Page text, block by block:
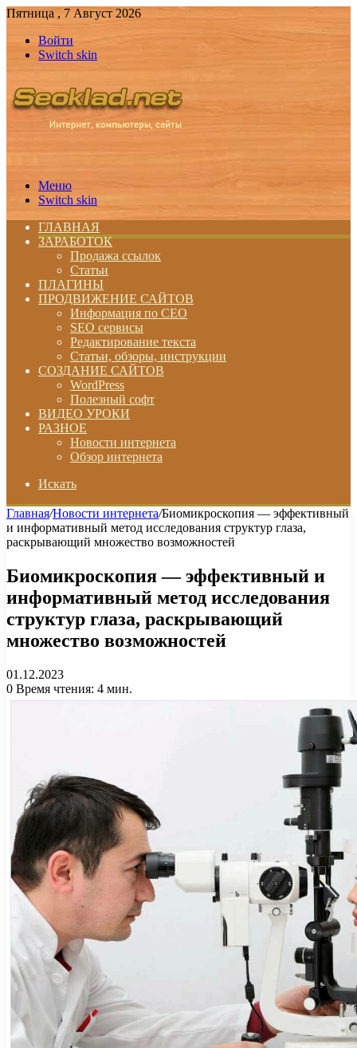
Пятница , 7 Август 2026
Войти
Switch skin
Меню
Switch skin
ГЛАВНАЯ
ЗАРАБОТОК
Продажа ссылок
Статьи
ПЛАГИНЫ
ПРОДВИЖЕНИЕ САЙТОВ
Информация по СЕО
SEO сервисы
Редактирование текста
Статьи, обзоры, инструкции
СОЗДАНИЕ САЙТОВ
WordPress
Полезный софт
ВИДЕО УРОКИ
РАЗНОЕ
Новости интернета
Обзор интернета
Искать
Главная/Новости интернета/Биомикроскопия — эффективный
и информативный метод исследования структур глаза,
раскрывающий множество возможностей
Биомикроскопия — эффективный и
информативный метод исследования
структур глаза, раскрывающий
множество возможностей
01.12.2023
0 Время чтения: 4 мин.